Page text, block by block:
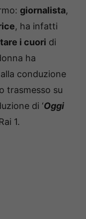
giornalista,
, ha infatti
i cuori di
ha
conduzione
trasmesso su
di ‘Oggi
1.